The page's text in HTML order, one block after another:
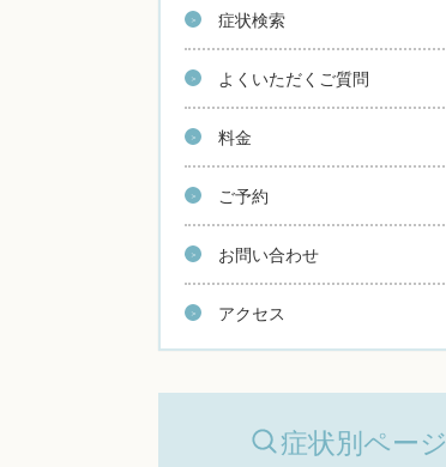
症状検索
よくいただくご質問
料金
ご予約
お問い合わせ
アクセス
症状別ページ